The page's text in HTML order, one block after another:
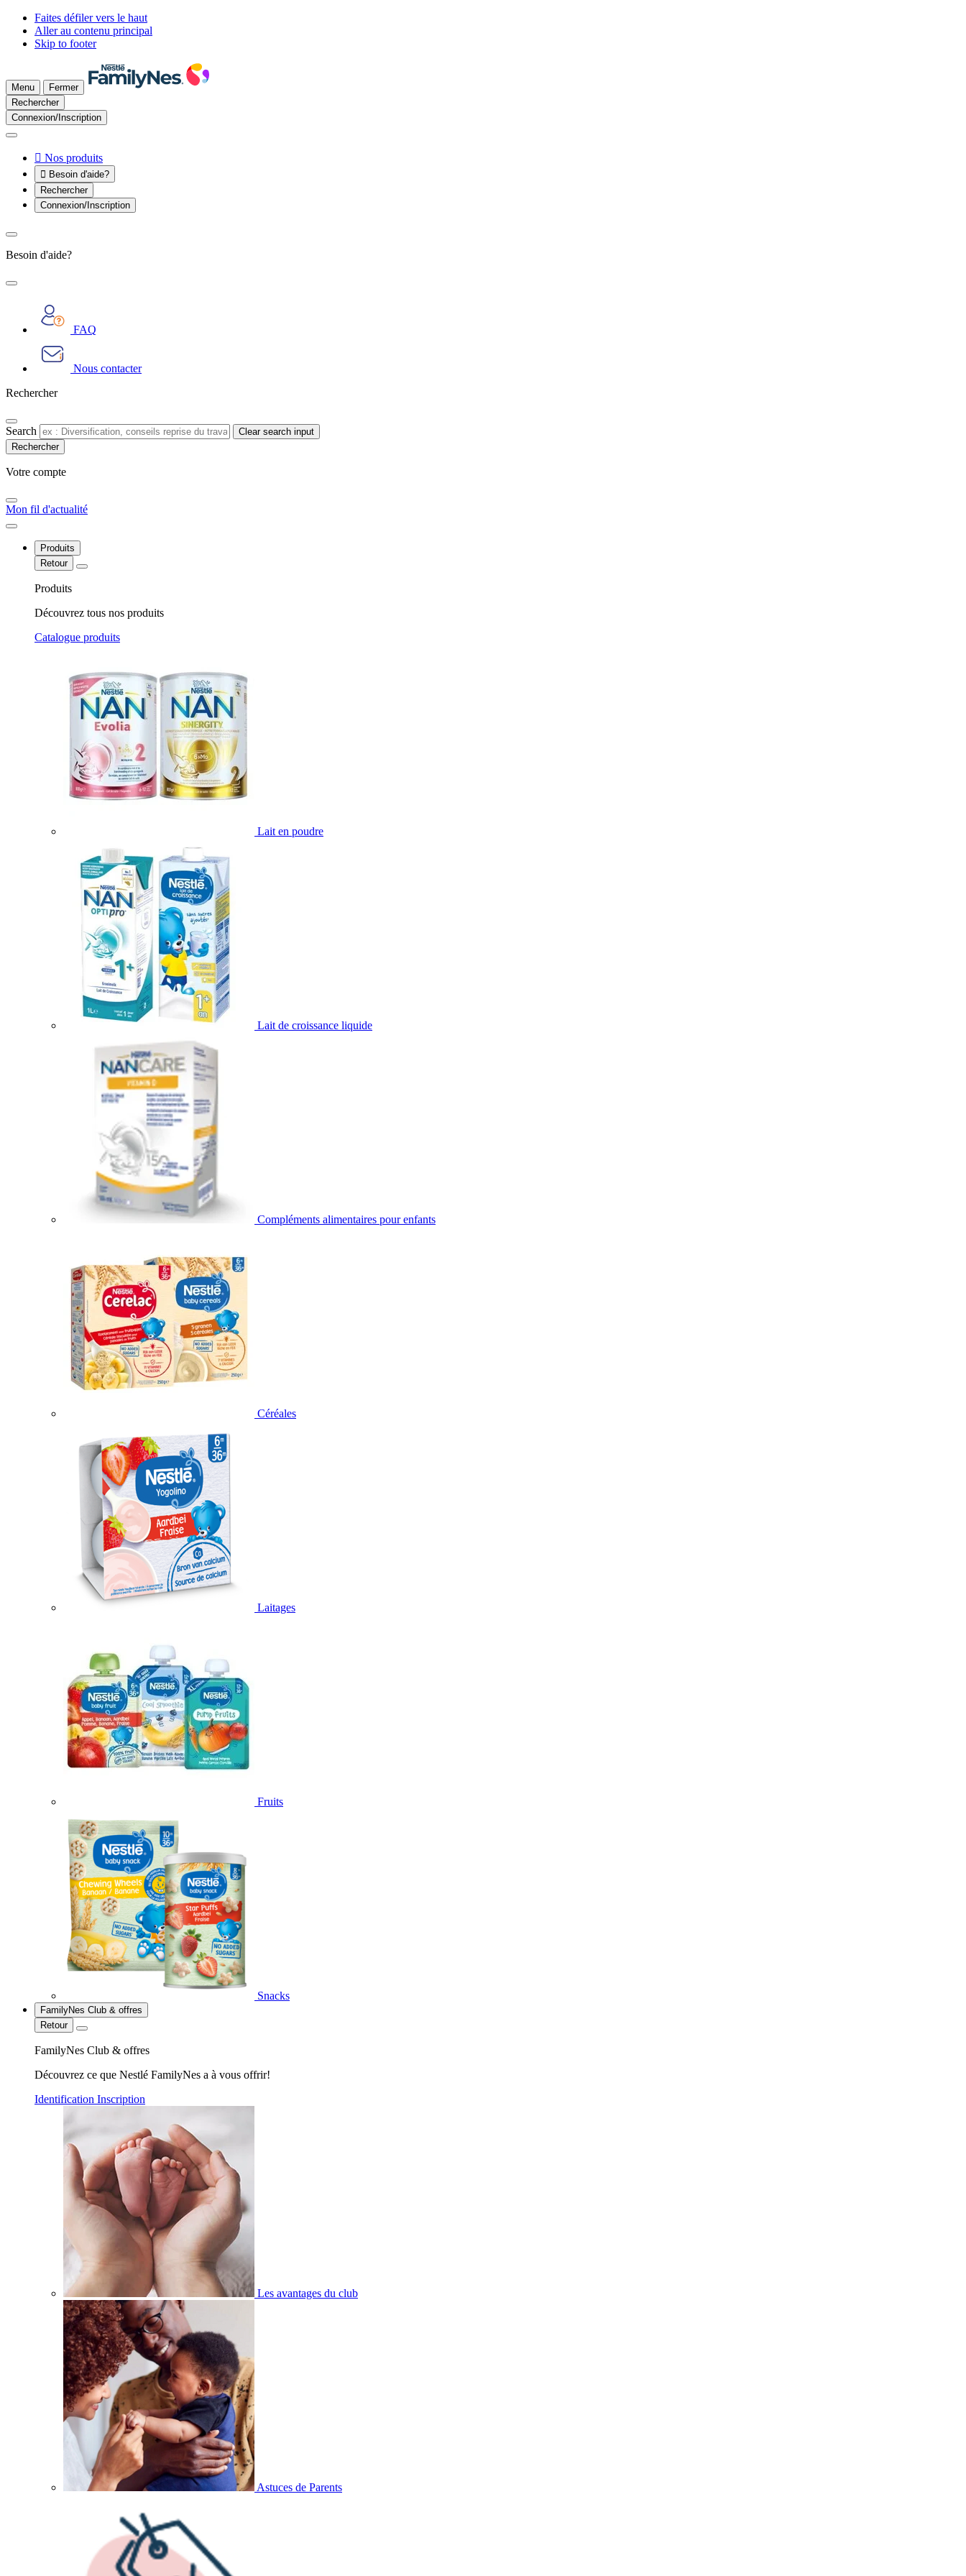
Faites défiler vers le haut
Aller au contenu principal
Skip to footer
Menu
Fermer
Rechercher
Connexion/Inscription
 Nos produits
 Besoin d'aide?
Rechercher
Connexion/Inscription
Besoin d'aide?
FAQ
Nous contacter
Rechercher
Search Clear search input
Votre compte​
Mon fil d'actualité
Produits
Retour
Produits
Découvrez tous nos produits
Catalogue produits
Lait en poudre
Lait de croissance liquide
Compléments alimentaires pour enfants
Céréales
Laitages
Fruits
Snacks
FamilyNes Club & offres
Retour
FamilyNes Club & offres
Découvrez ce que Nestlé FamilyNes a à vous offrir!
Identification Inscription
Les avantages du club
Astuces de Parents